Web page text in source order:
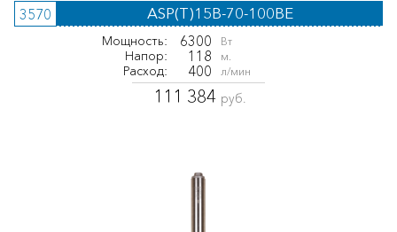
3570 ASP(T)15B-70-100BE
Мощность: 6300 Вт
Напор: 118 м.
Расход: 400 л/мин
111 384 руб.